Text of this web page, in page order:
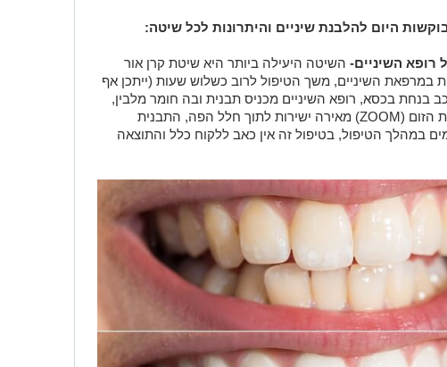
היום להלבנת שיניים והיתרונות לכל שיטה:
רופא השיניים- השיטה היעילה ביותר היא שיטת קרן אור
במרפאת השיניים, משך הטיפול לרוב כשלוש שעות (ייתכן אף
בנחת בכסא, רופא השיניים מכניס תבנית ובה חומר מלבין,
כאשר קרן אור מנורת הזום (ZOOM) מאירה ישירות לתוך חלל הפה, התבנית
במהלך הטיפול, בטיפול זה אין כאב ללקוח כלל והתוצאה